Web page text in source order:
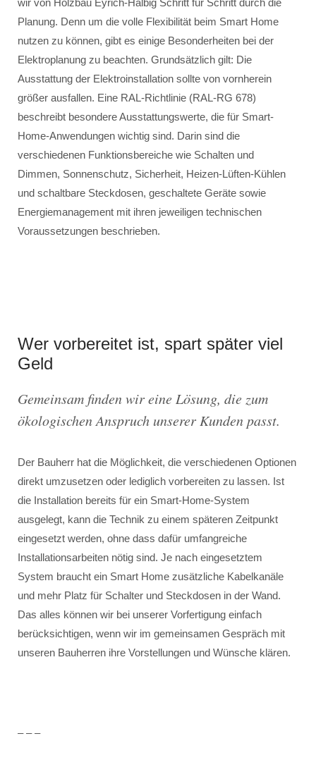
wir von Holzbau Eyrich-Halbig Schritt für Schritt durch die
Planung. Denn um die volle Flexibilität beim Smart Home
nutzen zu können, gibt es einige Besonderheiten bei der
Elektroplanung zu beachten. Grundsätzlich gilt: Die
Ausstattung der Elektroinstallation sollte von vornherein
größer ausfallen. Eine RAL-Richtlinie (RAL-RG 678)
beschreibt besondere Ausstattungswerte, die für Smart-
Home-Anwendungen wichtig sind. Darin sind die
verschiedenen Funktionsbereiche wie Schalten und
Dimmen, Sonnenschutz, Sicherheit, Heizen-Lüften-Kühlen
und schaltbare Steckdosen, geschaltete Geräte sowie
Energiemanagement mit ihren jeweiligen technischen
Voraussetzungen beschrieben.
Wer vorbereitet ist, spart später viel
Geld
Gemeinsam finden wir eine Lösung, die zum
ökologischen Anspruch unserer Kunden passt.
Der Bauherr hat die Möglichkeit, die verschiedenen Optionen
direkt umzusetzen oder lediglich vorbereiten zu lassen. Ist
die Installation bereits für ein Smart-Home-System
ausgelegt, kann die Technik zu einem späteren Zeitpunkt
eingesetzt werden, ohne dass dafür umfangreiche
Installationsarbeiten nötig sind. Je nach eingesetztem
System braucht ein Smart Home zusätzliche Kabelkanäle
und mehr Platz für Schalter und Steckdosen in der Wand.
Das alles können wir bei unserer Vorfertigung einfach
berücksichtigen, wenn wir im gemeinsamen Gespräch mit
unseren Bauherren ihre Vorstellungen und Wünsche klären.
– – –